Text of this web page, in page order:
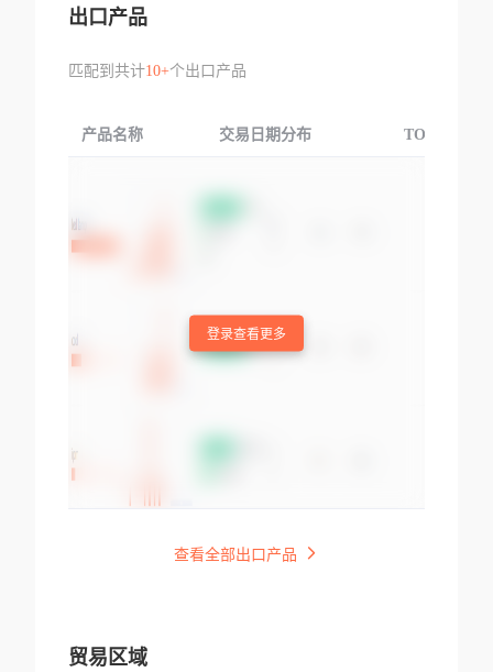
出口产品
匹配到共计10+个出口产品
产品名称 交易日期分布 TOP3交易国
登录查看更多
查看全部出口产品
贸易区域